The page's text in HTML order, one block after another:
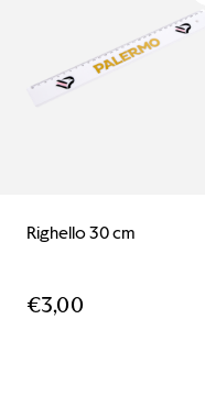
Righello 30 cm
€3,00